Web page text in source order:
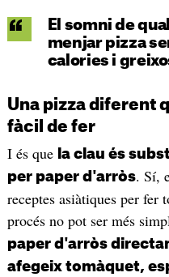
El somni de
menjar pizza
calories i
Una pizza diferent
fàcil de fer
I és que la clau és
per paper d'arròs. Sí,
receptes asiàtiques per fer
procés no pot ser més
paper d'arròs
afegeix tomàquet,